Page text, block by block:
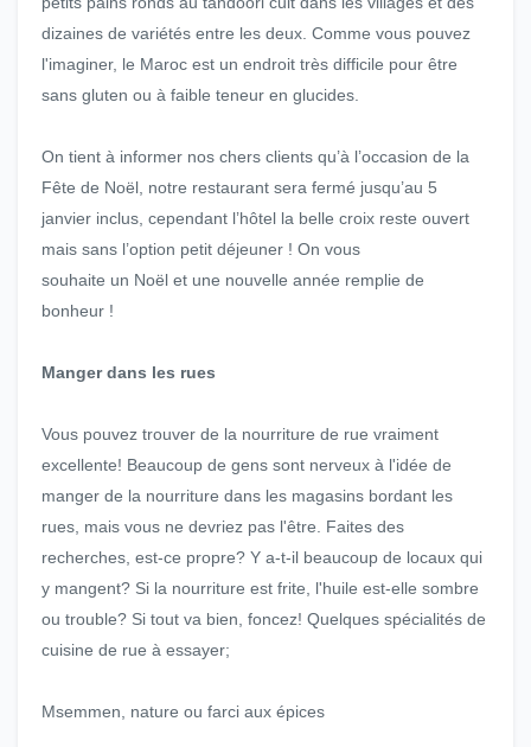
dizaines de variétés entre les deux. Comme vous pouvez
l'imaginer, le Maroc est un endroit très difficile pour être
sans gluten ou à faible teneur en glucides.
On tient à informer nos chers clients qu’à l’occasion de la
Fête de Noël, notre restaurant sera fermé jusqu’au 5
janvier inclus, cependant l’hôtel la belle croix reste ouvert
mais sans l’option petit déjeuner ! On vous
souhaite un Noël et une nouvelle année remplie de
bonheur !
Manger dans les rues
Vous pouvez trouver de la nourriture de rue vraiment
excellente! Beaucoup de gens sont nerveux à l'idée de
manger de la nourriture dans les magasins bordant les
rues, mais vous ne devriez pas l'être. Faites des
recherches, est-ce propre? Y a-t-il beaucoup de locaux qui
y mangent? Si la nourriture est frite, l'huile est-elle sombre
ou trouble? Si tout va bien, foncez! Quelques spécialités de
cuisine de rue à essayer;
Msemmen, nature ou farci aux épices